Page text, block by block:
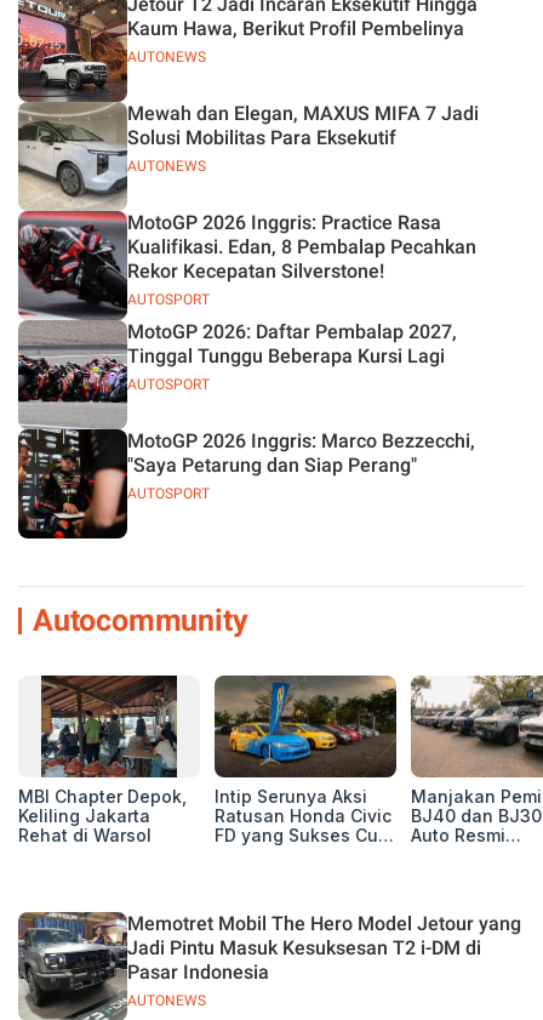
AUTONEWS
Kaum Hawa, Berikut Profil Pembelinya
AUTONEWS
Mewah dan Elegan, MAXUS MIFA 7 Jadi
Solusi Mobilitas Para Eksekutif
AUTOSPORT
MotoGP 2026 Inggris: Practice Rasa
Kualifikasi. Edan, 8 Pembalap Pecahkan
Rekor Kecepatan Silverstone!
AUTOSPORT
MotoGP 2026: Daftar Pembalap 2027,
Tinggal Tunggu Beberapa Kursi Lagi
AUTOSPORT
MotoGP 2026 Inggris: Marco Bezzecchi,
"Saya Petarung dan Siap Perang"
Autocommunity
MBI Chapter Depok,
Keliling Jakarta
Rehat di Warsol
Intip Serunya Aksi
Ratusan Honda Civic
FD yang Sukses Curi
Manjakan
BJ40 dan
Auto Resmi
AUTONEWS
Memotret Mobil The Hero Model Jetour yang
Jadi Pintu Masuk Kesuksesan T2 i-DM di
Pasar Indonesia